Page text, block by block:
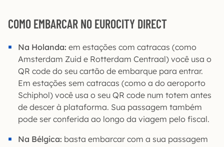
COMO EMBARCAR NO EUROCITY DIRECT
Na Holanda: em estações com catracas (como
Amsterdam Zuid e Rotterdam Centraal) você usa o
QR code do seu cartão de embarque para entrar.
Em estações sem catracas (como a do aeroporto
Schiphol) você usa o seu QR code num totem antes
de descer à plataforma. Sua passagem também
pode ser conferida ao longo da viagem pelo fiscal.
Na Bélgica: basta embarcar com a sua passagem